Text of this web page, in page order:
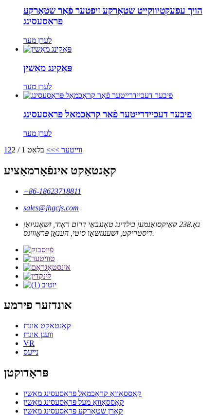
הויך עפעקטיווקייט שטאַרקע זיפטער פֿאַר שטאַרקע
פּראַסעסינג
לערן מער
פּאַקינג מאַשין
לערן מער
פיבער דעכיידרייטער פֿאַר קראָכמאַל פּראַסעסינג
לערן מער
1 2 ווייטער >>> בלאַט 1 / 2
קאָנטאַקט אינפֿאָרמאַציע
+86-18623718811
sales@jhgcjs.com
נאָ.238 קאַיקסואַנמען בילדינג טאָנגבאַי דרום ראָוד, זשאָנגיואַן
דיסטריקט, זשענגזשאָו סיטי, הענאַן פּראַווינס.
אונדזער פירמע
קאָנטאַקט אונדז
וועגן אונדז
VR
נייעס
פּראָדוקטן
קאַססאַוואַ קראָכמאַל פּראַסעסינג מאַשין
קאַססאַוואַ מעל פּראַסעסינג מאַשין
קאָרן שטאַרקע פּראַסעסינג מאַשין